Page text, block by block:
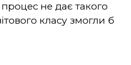
не дає такого
класу змогли б